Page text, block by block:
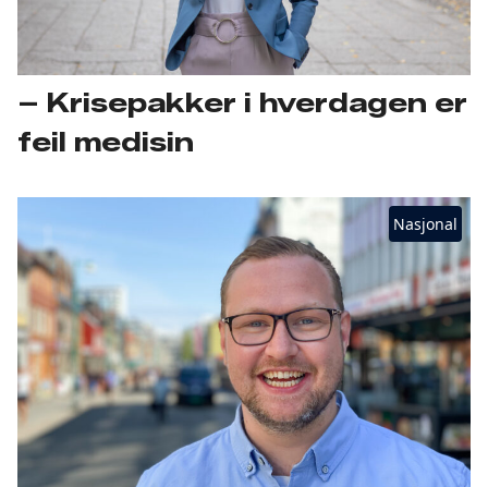
– Krisepakker i hverdagen er
feil medisin
Nasjonal